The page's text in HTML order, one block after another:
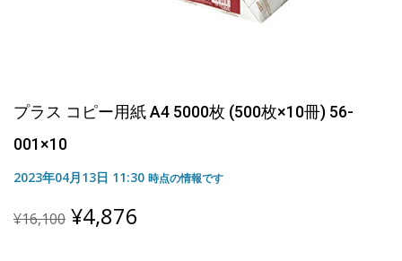
プラス コピー用紙 A4 5000枚 (500枚×10冊) 56-
001×10
2023年04月13日 11:30 時点の情報です
¥16,100 Original
price
¥4,876